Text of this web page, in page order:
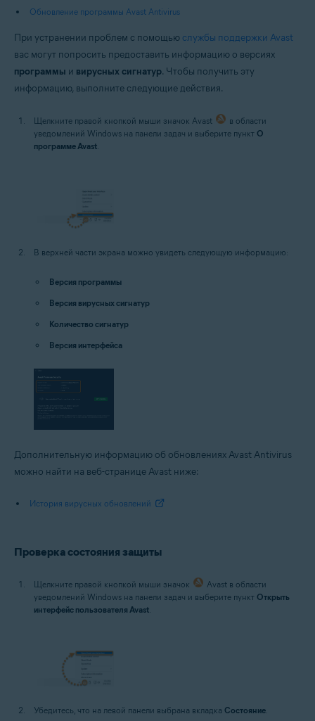
Обновление программы Avast Antivirus
При устранении проблем с помощью службы поддержки Avast
вас могут попросить предоставить информацию о версиях
программы и вирусных сигнатур. Чтобы получить эту
информацию, выполните следующие действия.
Щелкните правой кнопкой мыши значок Avast
в области
уведомлений Windows на панели задач и выберите пункт О
программе Avast
В верхней части экрана можно увидеть следующую информацию:
Версия программы
Версия вирусных сигнатур
Количество сигнатур
Версия интерфейса
Дополнительную информацию об обновлениях Avast Antivirus
можно найти на веб-странице Avast ниже:
История вирусных обновлений
Проверка состояния защиты
Щелкните правой кнопкой мыши значок
Avast в области
уведомлений Windows на панели задач и выберите пункт Открыть
интерфейс пользователя Avast.
Убедитесь, что на левой панели выбрана вкладка Состояние